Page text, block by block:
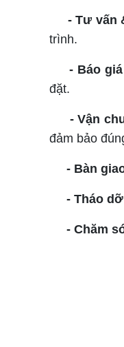
- Tư vấn
trình.
- Báo
đặt.
- Vận
đảm bảo
- Bàn
- Tháo
- Chăm